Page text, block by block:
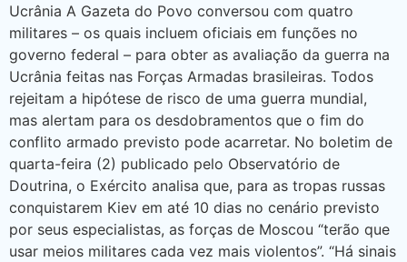
Ucrânia A Gazeta do Povo conversou com quatro
militares – os quais incluem oficiais em funções no
governo federal – para obter as avaliação da guerra na
Ucrânia feitas nas Forças Armadas brasileiras. Todos
rejeitam a hipótese de risco de uma guerra mundial,
mas alertam para os desdobramentos que o fim do
conflito armado previsto pode acarretar. No boletim de
quarta-feira (2) publicado pelo Observatório de
Doutrina, o Exército analisa que, para as tropas russas
conquistarem Kiev em até 10 dias no cenário previsto
por seus especialistas, as forças de Moscou “terão que
usar meios militares cada vez mais violentos”. “Há sinais